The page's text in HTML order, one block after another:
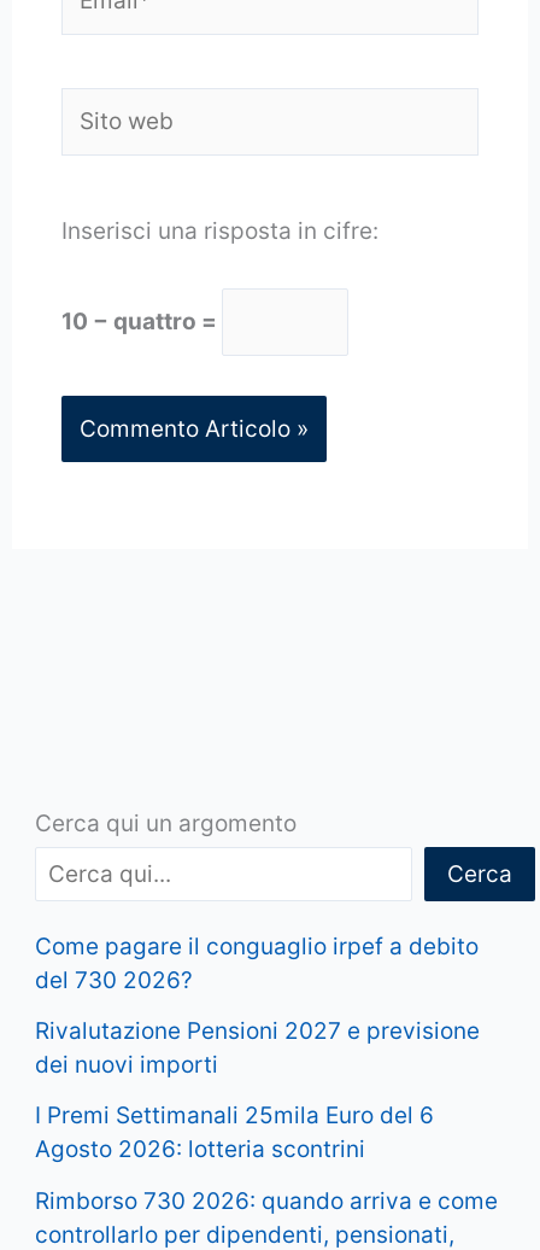
web
Inserisci una risposta in cifre:
10 − quattro =
Cerca qui un argomento
Cerca
Come pagare il conguaglio irpef a debito
del 730 2026?
Rivalutazione Pensioni 2027 e previsione
dei nuovi importi
I Premi Settimanali 25mila Euro del 6
Agosto 2026: lotteria scontrini
Rimborso 730 2026: quando arriva e come
controllarlo per dipendenti, pensionati,